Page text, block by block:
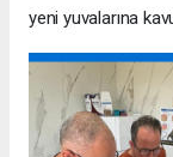
yeni yuvalarına